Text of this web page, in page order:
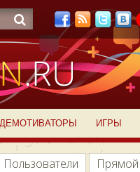
ДЕМОТИВАТОРЫ ИГРЫ
Пользователи